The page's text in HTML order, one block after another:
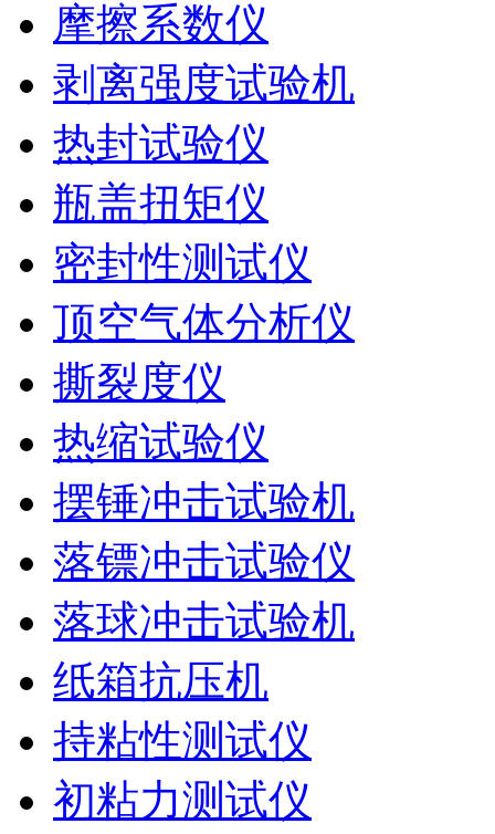
摩擦系数仪
剥离强度试验机
热封试验仪
瓶盖扭矩仪
密封性测试仪
顶空气体分析仪
撕裂度仪
热缩试验仪
摆锤冲击试验机
落镖冲击试验仪
落球冲击试验机
纸箱抗压机
持粘性测试仪
初粘力测试仪